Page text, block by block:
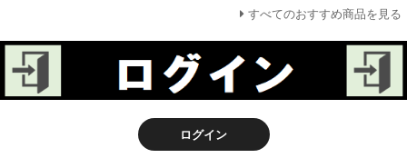
すべてのおすすめ商品を見る
ログイン